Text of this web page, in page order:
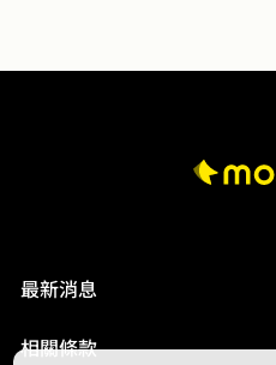
最新消息
相關條款